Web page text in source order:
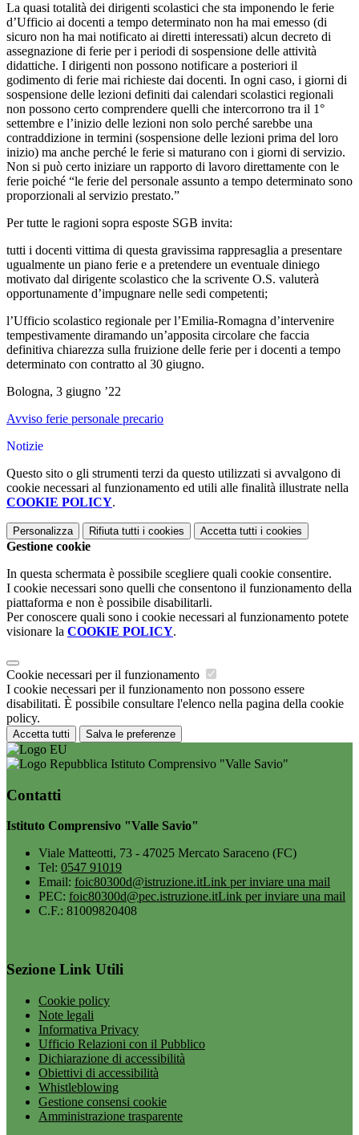
La quasi totalità dei dirigenti scolastici che sta imponendo le ferie
d’Ufficio ai docenti a tempo determinato non ha mai emesso (di
sicuro non ha mai notificato ai diretti interessati) alcun decreto di
assegnazione di ferie per i periodi di sospensione delle attività
didattiche. I dirigenti non possono notificare a posteriori il
godimento di ferie mai richieste dai docenti. In ogni caso, i giorni di
sospensione delle lezioni definiti dai calendari scolastici regionali
non possono certo comprendere quelli che intercorrono tra il 1°
settembre e l’inizio delle lezioni non solo perché sarebbe una
contraddizione in termini (sospensione delle lezioni prima del loro
inizio) ma anche perché le ferie si maturano con i giorni di servizio.
Non si può certo iniziare un rapporto di lavoro direttamente con le
ferie poiché “le ferie del personale assunto a tempo determinato sono
proporzionali al servizio prestato.”
Per tutte le ragioni sopra esposte SGB invita:
tutti i docenti vittima di questa gravissima rappresaglia a presentare
ugualmente un piano ferie e a pretendere un eventuale diniego
motivato dal dirigente scolastico che la scrivente O.S. valuterà
opportunamente d’impugnare nelle sedi competenti;
l’Ufficio scolastico regionale per l’Emilia-Romagna d’intervenire
tempestivamente diramando un’apposita circolare che faccia
definitiva chiarezza sulla fruizione delle ferie per i docenti a tempo
determinato con contratto al 30 giugno.
Bologna, 3 giugno ’22
Avviso ferie personale precario
Notizie
Questo sito o gli strumenti terzi da questo utilizzati si avvalgono di
cookie necessari al funzionamento ed utili alle finalità illustrate nella
COOKIE POLICY.
Personalizza Rifiuta tutti i cookies Accetta tutti i cookies
Gestione cookie
In questa schermata è possibile scegliere quali cookie consentire.
I cookie necessari sono quelli che consentono il funzionamento della
piattaforma e non è possibile disabilitarli.
Per conoscere quali sono i cookie necessari al funzionamento potete
visionare la COOKIE POLICY.
Cookie necessari per il funzionamento
I cookie necessari per il funzionamento non possono essere
disabilitati. È possibile consultare l'elenco nella pagina della cookie
policy.
Accetta tutti Salva le preferenze
Istituto Comprensivo "Valle Savio"
Contatti
Istituto Comprensivo "Valle Savio"
Viale Matteotti, 73 - 47025 Mercato Saraceno (FC)
Tel: 0547 91019
Email: foic80300d@istruzione.itLink per inviare una mail
PEC: foic80300d@pec.istruzione.itLink per inviare una mail
C.F.: 81009820408
Sezione Link Utili
Cookie policy
Note legali
Informativa Privacy
Ufficio Relazioni con il Pubblico
Dichiarazione di accessibilità
Obiettivi di accessibilità
Whistleblowing
Gestione consensi cookie
Amministrazione trasparente